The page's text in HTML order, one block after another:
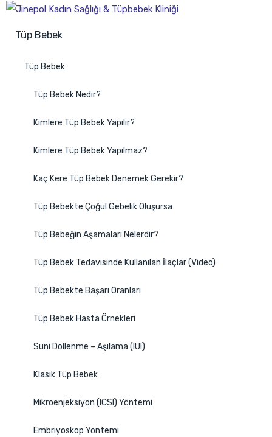
Tüp Bebek
Tüp Bebek
Tüp Bebek Nedir?
Kimlere Tüp Bebek Yapılır?
Kimlere Tüp Bebek Yapılmaz?
Kaç Kere Tüp Bebek Denemek Gerekir?
Tüp Bebekte Çoğul Gebelik Oluşursa
Tüp Bebeğin Aşamaları Nelerdir?
Tüp Bebek Tedavisinde Kullanılan İlaçlar (Video)
Tüp Bebekte Başarı Oranları
Tüp Bebek Hasta Örnekleri
Suni Döllenme – Aşılama (IUI)
Klasik Tüp Bebek
Mikroenjeksiyon (ICSI) Yöntemi
Embriyoskop Yöntemi